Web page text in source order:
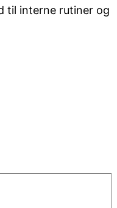
til interne rutiner og